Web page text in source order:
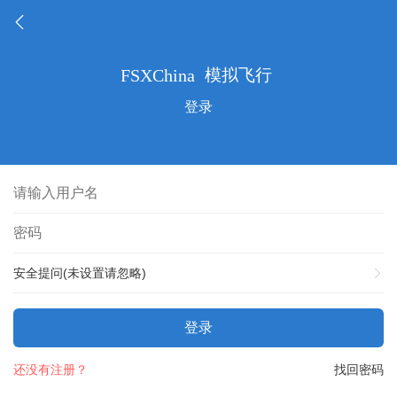
登录
安全提问(未设置请忽略)
登录
找回密码
还没有注册？